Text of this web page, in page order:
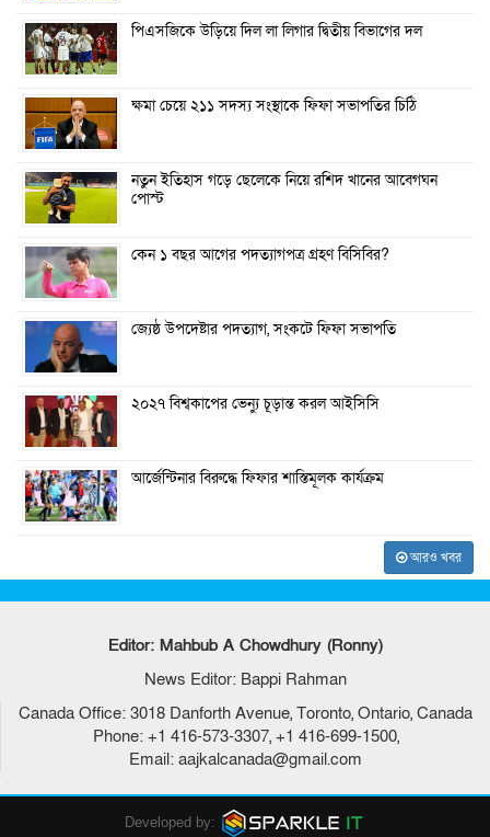
পিএসজিকে উড়িয়ে দিল লা লিগার দ্বিতীয় বিভাগের দল
ক্ষমা চেয়ে ২১১ সদস্য সংস্থাকে ফিফা সভাপতির চিঠি
নতুন ইতিহাস গড়ে ছেলেকে নিয়ে রশিদ খানের আবেগঘন
পোস্ট
কেন ১ বছর আগের পদত্যাগপত্র গ্রহণ বিসিবির?
জ্যেষ্ঠ উপদেষ্টার পদত্যাগ, সংকটে ফিফা সভাপতি
২০২৭ বিশ্বকাপের ভেন্যু চূড়ান্ত করল আইসিসি
আর্জেন্টিনার বিরুদ্ধে ফিফার শাস্তিমূলক কার্যক্রম
আরও খবর
Editor: Mahbub A Chowdhury (Ronny)
News Editor: Bappi Rahman
Canada Office: 3018 Danforth Avenue, Toronto, Ontario, Canada
Phone: +1 416-573-3307, +1 416-699-1500,
Email: aajkalcanada@gmail.com
Developed by: